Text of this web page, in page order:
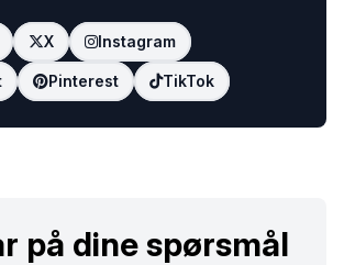
X Instagram
Pinterest TikTok
på dine spørsmål